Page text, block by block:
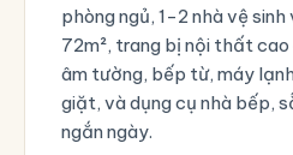
phòng ngủ, 1-2 nhà vệ
72m², trang bị nội thất
âm tường, bếp từ, máy
giặt, và dụng cụ nhà bếp,
ngắn ngày.